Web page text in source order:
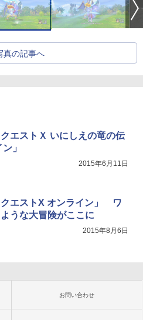
真の記事へ
クエストＸ いにしえの竜の伝
」
2015年6月11日
クエストX オンライン」 ワ
うな大冒険がここに
2015年8月6日
お問い合わせ